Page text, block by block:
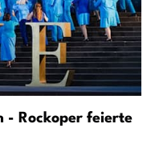
- Rockoper feierte